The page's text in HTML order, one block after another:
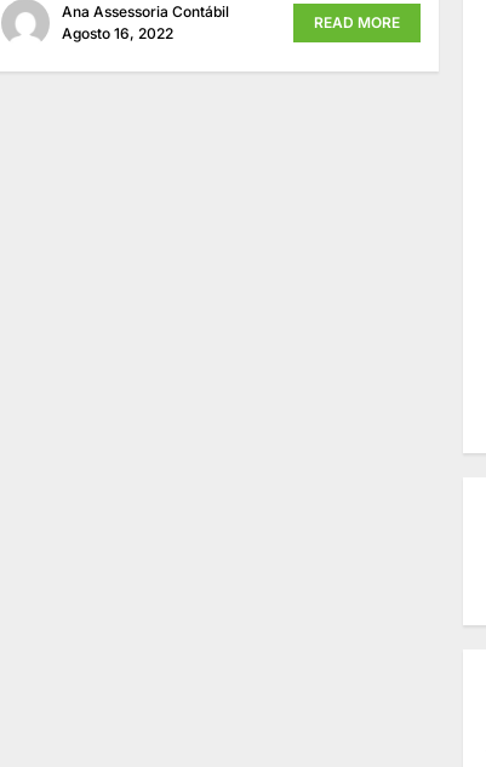
Ana Assessoria Contábil
Agosto 16, 2022
READ MORE